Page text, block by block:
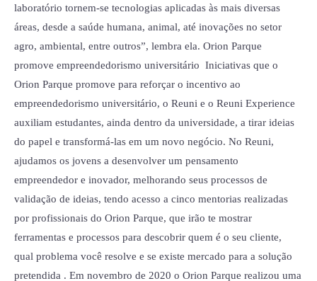
laboratório tornem-se tecnologias aplicadas às mais diversas
áreas, desde a saúde humana, animal, até inovações no setor
agro, ambiental, entre outros”, lembra ela. Orion Parque
promove empreendedorismo universitário Iniciativas que o
Orion Parque promove para reforçar o incentivo ao
empreendedorismo universitário, o Reuni e o Reuni Experience
auxiliam estudantes, ainda dentro da universidade, a tirar ideias
do papel e transformá-las em um novo negócio. No Reuni,
ajudamos os jovens a desenvolver um pensamento
empreendedor e inovador, melhorando seus processos de
validação de ideias, tendo acesso a cinco mentorias realizadas
por profissionais do Orion Parque, que irão te mostrar
ferramentas e processos para descobrir quem é o seu cliente,
qual problema você resolve e se existe mercado para a solução
pretendida . Em novembro de 2020 o Orion Parque realizou uma